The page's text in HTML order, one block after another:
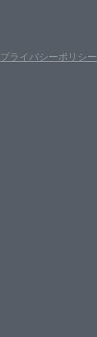
プライバシーポリシー